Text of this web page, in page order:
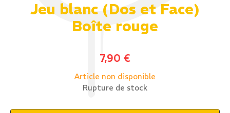
Jeu blanc (Dos et Face)
Boîte rouge
7,90 €
Article non disponible
Rupture de stock